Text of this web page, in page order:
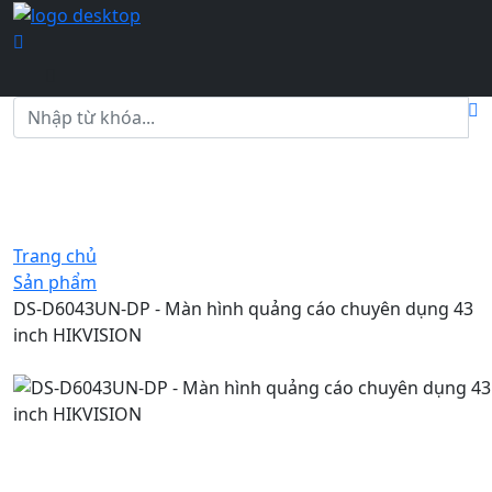
Trang chủ
Sản phẩm
DS-D6043UN-DP - Màn hình quảng cáo chuyên dụng 43
inch HIKVISION